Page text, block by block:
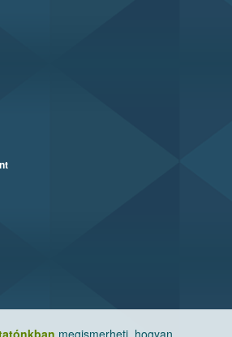
megismerheti, hogyan